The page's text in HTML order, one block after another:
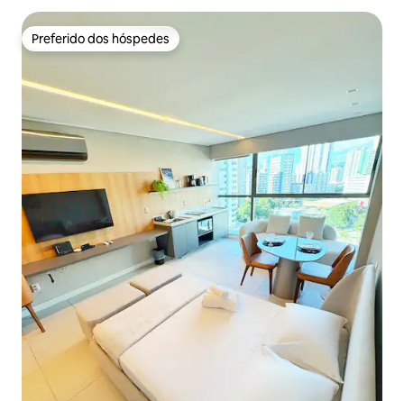
Preferido dos hóspedes
Preferido dos hóspedes